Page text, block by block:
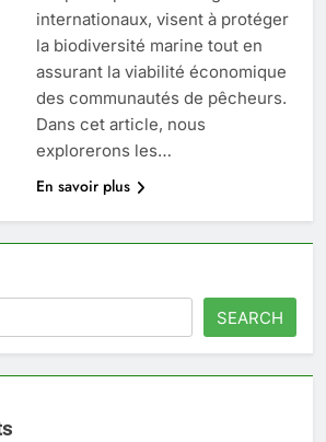
internationaux, visent à protéger
la biodiversité marine tout en
assurant la viabilité économique
des communautés de pêcheurs.
Dans cet article, nous
explorerons les…
En savoir plus
SEARCH